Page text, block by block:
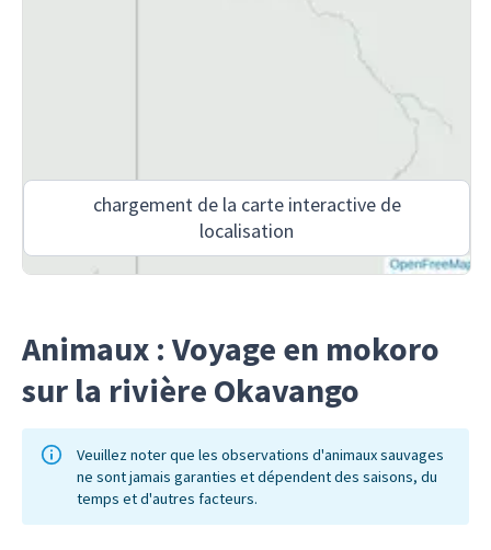
chargement de la carte interactive de
localisation
Animaux : Voyage en mokoro
sur la rivière Okavango
Veuillez noter que les observations d'animaux sauvages
ne sont jamais garanties et dépendent des saisons, du
temps et d'autres facteurs.